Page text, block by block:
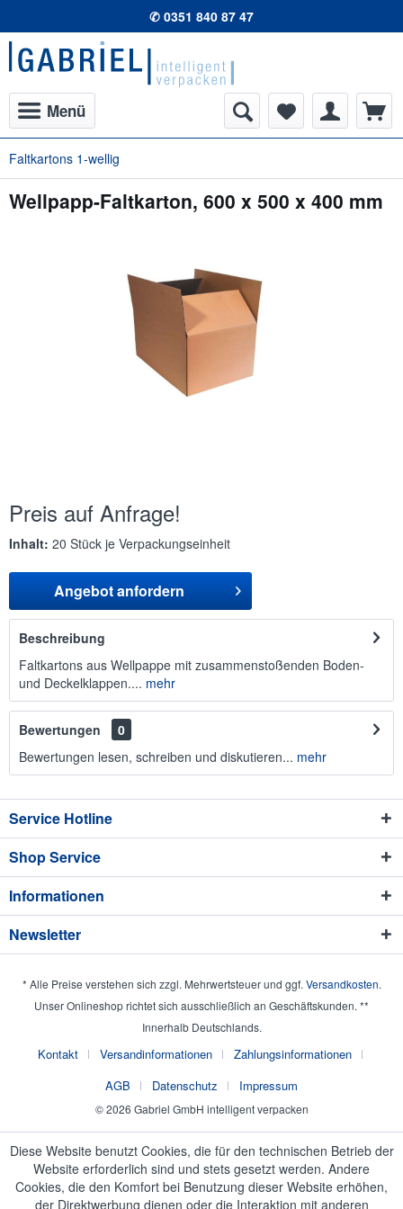
✆ 0351 840 87 47
Menü
Faltkartons 1-wellig
Wellpapp-Faltkarton, 600 x 500 x 400 mm
Preis auf Anfrage!
Inhalt: 20 Stück je Verpackungseinheit
Angebot anfordern
Beschreibung
Faltkartons aus Wellpappe mit zusammenstoßenden Boden-
und Deckelklappen.... mehr
Bewertungen
0
Bewertungen lesen, schreiben und diskutieren... mehr
Service Hotline
Shop Service
Informationen
Newsletter
* Alle Preise verstehen sich zzgl. Mehrwertsteuer und ggf. Versandkosten.
Unser Onlineshop richtet sich ausschließlich an Geschäftskunden. **
Innerhalb Deutschlands.
Kontakt Versandinformationen
Zahlungsinformationen
AGB
Datenschutz Impressum
© 2026 Gabriel GmbH intelligent verpacken
Diese Website benutzt Cookies, die für den technischen Betrieb der
Website erforderlich sind und stets gesetzt werden. Andere
Cookies, die den Komfort bei Benutzung dieser Website erhöhen,
der Direktwerbung dienen oder die Interaktion mit anderen